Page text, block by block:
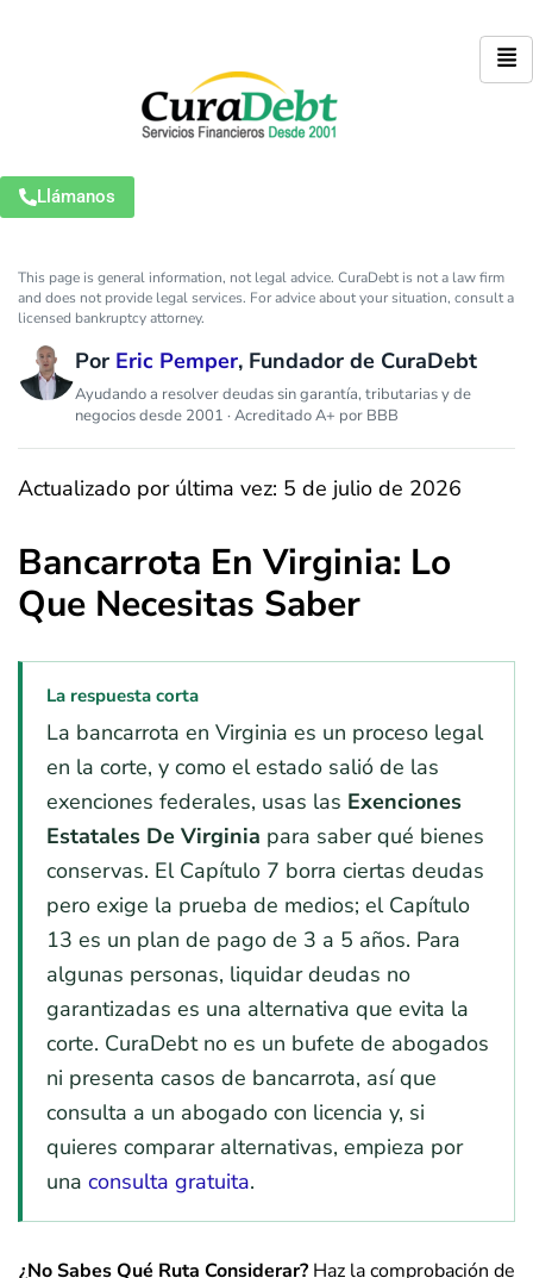
Llámanos
This page is general information, not legal advice. CuraDebt is not a law firm
and does not provide legal services. For advice about your situation, consult a
licensed bankruptcy attorney.
Por Eric Pemper, Fundador de CuraDebt
Ayudando a resolver deudas sin garantía, tributarias y de
negocios desde 2001 · Acreditado A+ por BBB
Actualizado por última vez: 5 de julio de 2026
Bancarrota En Virginia: Lo
Que Necesitas Saber
La respuesta corta
La bancarrota en Virginia es un proceso legal
en la corte, y como el estado salió de las
exenciones federales, usas las Exenciones
Estatales De Virginia para saber qué bienes
conservas. El Capítulo 7 borra ciertas deudas
pero exige la prueba de medios; el Capítulo
13 es un plan de pago de 3 a 5 años. Para
algunas personas, liquidar deudas no
garantizadas es una alternativa que evita la
corte. CuraDebt no es un bufete de abogados
ni presenta casos de bancarrota, así que
consulta a un abogado con licencia y, si
quieres comparar alternativas, empieza por
una consulta gratuita.
¿No Sabes Qué Ruta Considerar?Haz la comprobación de